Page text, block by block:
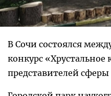
В Сочи состоялся
конкурс «Хрустальное
представителей